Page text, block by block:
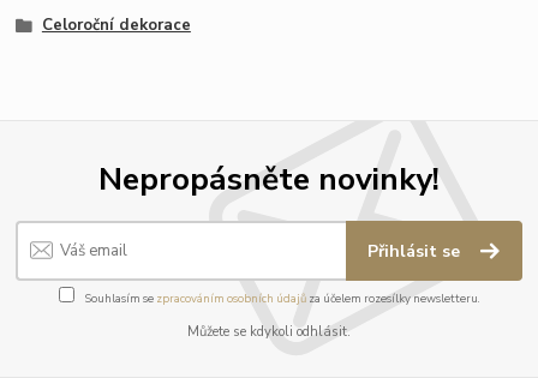
Celoroční dekorace
Nepropásněte novinky!
Přihlásit se
Souhlasím se zpracováním osobních údajůza účelem rozesílky newsletteru.
Můžete se kdykoli odhlásit.